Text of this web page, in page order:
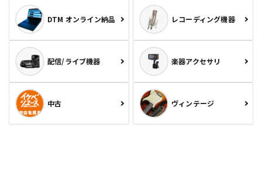
DTM オンライン納品 レコーディング機器
配信/ライブ機器 楽器アクセサリ
中古 ヴィンテージ